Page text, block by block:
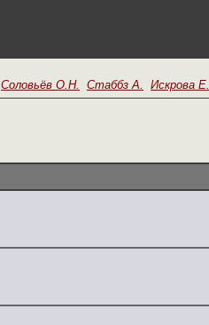
Соловьёв О.Н. Стаббз А. Искрова Е.